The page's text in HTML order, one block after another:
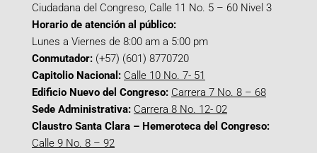
Ciudadana del Congreso, Calle 11 No. 5 – 60 Nivel 3
Horario de atención al público:
Lunes a Viernes de 8:00 am a 5:00 pm
Conmutador: (+57) (601) 8770720
Capitolio Nacional: Calle 10 No. 7- 51
Edificio Nuevo del Congreso: Carrera 7 No. 8 – 68
Sede Administrativa: Carrera 8 No. 12- 02
Claustro Santa Clara – Hemeroteca del Congreso:
Calle 9 No. 8 – 92